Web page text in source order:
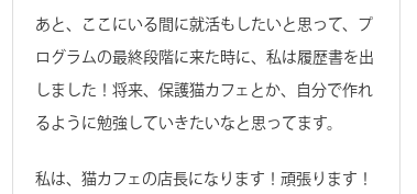
あと、ここにいる間に就活もしたいと思って、プ
ログラムの最終段階に来た時に、私は履歴書を出
しました！将来、保護猫カフェとか、自分で作れ
るように勉強していきたいなと思ってます。
私は、猫カフェの店長になります！頑張ります！